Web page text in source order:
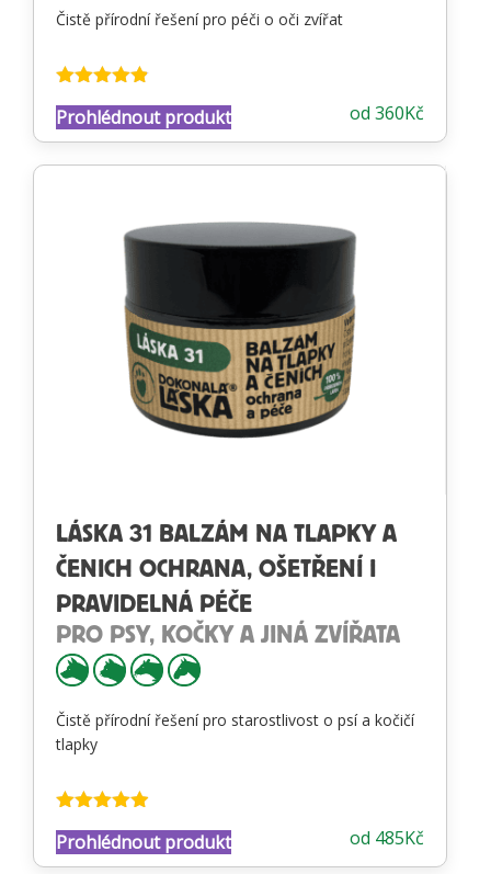
Čistě přírodní řešení pro péči o oči zvířat
4.81z 5 od 360Kč
Prohlédnout produkt
LÁSKA 31 BALZÁM NA TLAPKY A
ČENICH OCHRANA, OŠETŘENÍ I
PRAVIDELNÁ PÉČE
PRO PSY, KOČKY A JINÁ ZVÍŘATA
Čistě přírodní řešení pro starostlivost o psí a kočičí
tlapky
4.87z 5 od 485Kč
Prohlédnout produkt